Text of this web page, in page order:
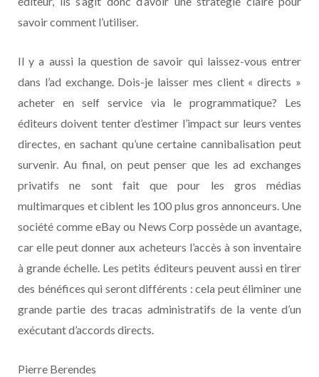
savoir comment l’utiliser.
Il y a aussi la question de savoir qui laissez-vous entrer
dans l’ad exchange. Dois-je laisser mes client « directs »
acheter en self service via le programmatique? Les
éditeurs doivent tenter d’estimer l’impact sur leurs ventes
directes, en sachant qu’une certaine cannibalisation peut
survenir. Au final, on peut penser que les ad exchanges
privatifs ne sont fait que pour les gros médias
multimarques et ciblent les 100 plus gros annonceurs. Une
société comme eBay ou News Corp possède un avantage,
car elle peut donner aux acheteurs l’accès à son inventaire
à grande échelle. Les petits éditeurs peuvent aussi en tirer
des bénéfices qui seront différents : cela peut éliminer une
grande partie des tracas administratifs de la vente d’un
exécutant d’accords directs.
Pierre Berendes